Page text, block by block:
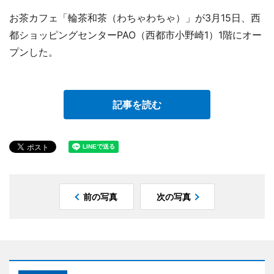
お茶カフェ「輪茶和茶（わちゃわちゃ）」が3月15日、西
都ショッピングセンターPAO（西都市小野崎1）1階にオー
プンした。
記事を読む
前の写真 次の写真